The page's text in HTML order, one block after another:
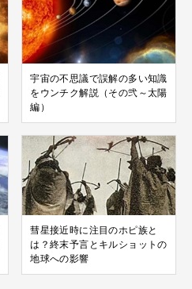
宇宙の不思議で誤解の多い知識
をウンチク解説（その弐～太陽
編）
彗星接近時に注目のホピ族と
は？終末予言とキルショットの
地球への影響